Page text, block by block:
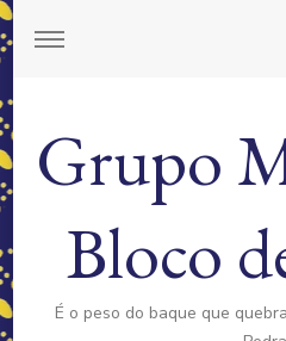
Grupo
Bloco
É o peso do baque que